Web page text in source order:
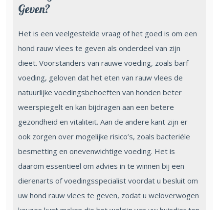
Geven?
Het is een veelgestelde vraag of het goed is om een
hond rauw vlees te geven als onderdeel van zijn
dieet. Voorstanders van rauwe voeding, zoals barf
voeding, geloven dat het eten van rauw vlees de
natuurlijke voedingsbehoeften van honden beter
weerspiegelt en kan bijdragen aan een betere
gezondheid en vitaliteit. Aan de andere kant zijn er
ook zorgen over mogelijke risico’s, zoals bacteriële
besmetting en onevenwichtige voeding. Het is
daarom essentieel om advies in te winnen bij een
dierenarts of voedingsspecialist voordat u besluit om
uw hond rauw vlees te geven, zodat u weloverwogen